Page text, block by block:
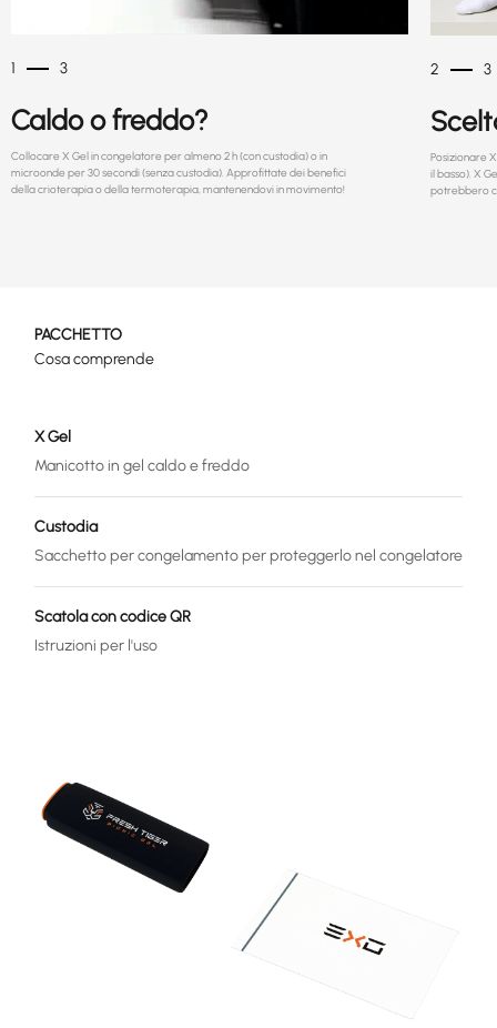
1 3
Caldo o freddo?
Collocare X Gel in congelatore per almeno 2 h (con custodia) o in
microonde per 30 secondi (senza custodia). Approfittate dei benefici
della crioterapia o della termoterapia, mantenendovi in movimento!
2 3
Posizionare
il basso). X
potrebbero
PACCHETTO
Cosa comprende
X Gel
Manicotto in gel caldo e freddo
Custodia
Sacchetto per congelamento per proteggerlo nel congelatore
Scatola con codice QR
Istruzioni per l'uso